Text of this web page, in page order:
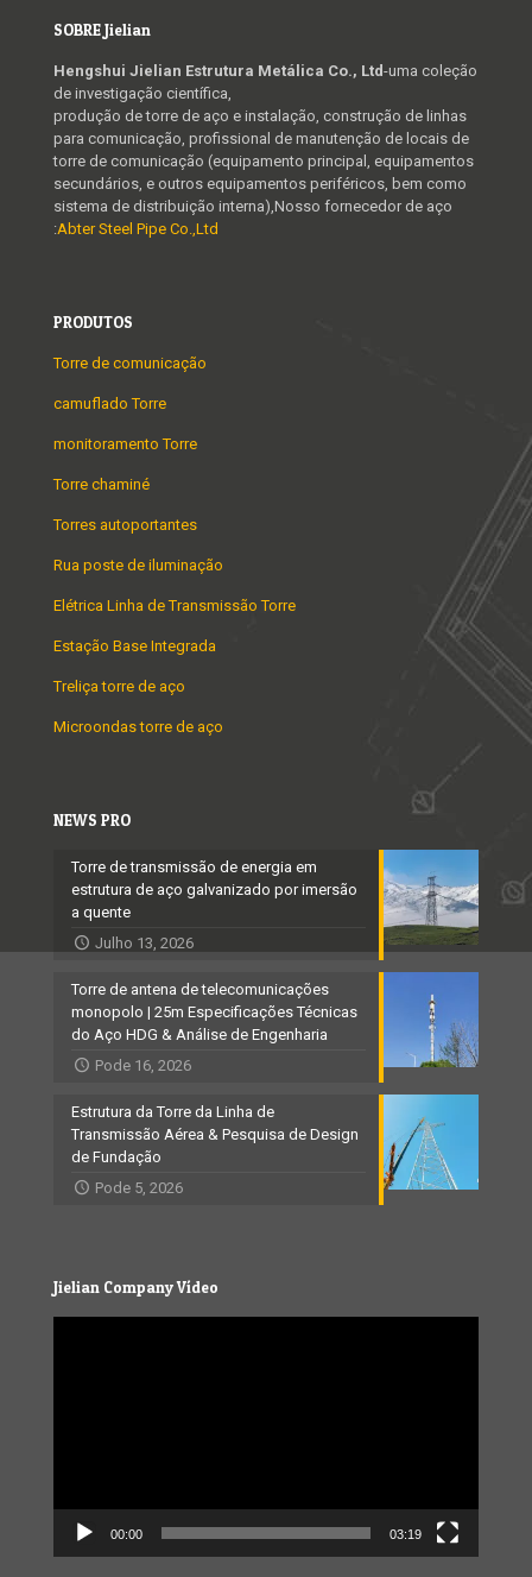
SOBRE Jielian
Hengshui Jielian Estrutura Metálica Co., Ltd-uma coleção
de investigação científica,
produção de torre de aço e instalação, construção de linhas
para comunicação, profissional de manutenção de locais de
torre de comunicação (equipamento principal, equipamentos
secundários, e outros equipamentos periféricos, bem como
sistema de distribuição interna),Nosso fornecedor de aço
:Abter Steel Pipe Co.,Ltd
PRODUTOS
Torre de comunicação
camuflado Torre
monitoramento Torre
Torre chaminé
Torres autoportantes
Rua poste de iluminação
Elétrica Linha de Transmissão Torre
Estação Base Integrada
Treliça torre de aço
Microondas torre de aço
NEWS PRO
Torre de transmissão de energia em
estrutura de aço galvanizado por imersão
a quente
Julho 13, 2026
Torre de antena de telecomunicações
monopolo | 25m Especificações Técnicas
do Aço HDG & Análise de Engenharia
Pode 16, 2026
Estrutura da Torre da Linha de
Transmissão Aérea & Pesquisa de Design
de Fundação
Pode 5, 2026
Jielian Company Vídeo
00:00 03:19